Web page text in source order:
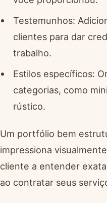
Testemunhos:
clientes para dar
trabalho.
Estilos específicos:
categorias, como
rústico.
Um portfólio bem
impressiona
cliente a entender
ao contratar seus